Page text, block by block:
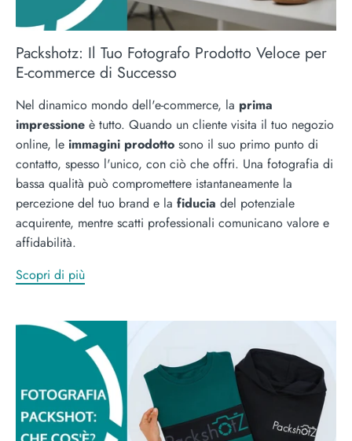
Packshotz: Il Tuo Fotografo Prodotto Veloce per
E-commerce di Successo
Nel dinamico mondo dell'e-commerce, la prima
impressione è tutto. Quando un cliente visita il tuo negozio
online, le immagini prodotto sono il suo primo punto di
contatto, spesso l'unico, con ciò che offri. Una fotografia di
bassa qualità può compromettere istantaneamente la
percezione del tuo brand e la fiducia del potenziale
acquirente, mentre scatti professionali comunicano valore e
affidabilità.
Scopri di più